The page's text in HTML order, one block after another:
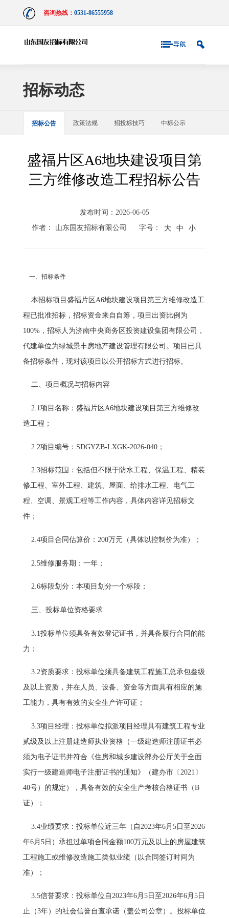
咨询热线： 0531-86555958
招标动态
招标公告 政策法规 招投标技巧 中标公示
盛福片区A6地块建设项目第
三方维修改造工程招标公告
发布时间：2026-06-05
作者： 山东国友招标有限公司
字号： 大 中 小
一、招标条件
本招标项目盛福片区A6地块建设项目第三方维修改造工
程已批准招标，招标资金来自自筹，项目出资比例为
100%，招标人为济南中央商务区投资建设集团有限公司，
代建单位为绿城景丰房地产建设管理有限公司。项目已具
备招标条件，现对该项目以公开招标方式进行招标。
二、项目概况与招标内容
2.1项目名称：盛福片区A6地块建设项目第三方维修改
造工程；
2.2项目编号：SDGYZB-LXGK-2026-040；
2.3招标范围：包括但不限于防水工程、保温工程、精装
修工程、室外工程、建筑、屋面、给排水工程、电气工
程、空调、景观工程等工作内容，具体内容详见招标文
件；
2.4项目合同估算价：200万元（具体以控制价为准）；
2.5维修服务期：一年；
2.6标段划分：本项目划分一个标段；
三、投标单位资格要求
3.1投标单位须具备有效登记证书，并具备履行合同的能
力；
3.2资质要求：投标单位须具备建筑工程施工总承包叁级
及以上资质，并在人员、设备、资金等方面具有相应的施
工能力，具有有效的安全生产许可证；
3.3项目经理：投标单位拟派项目经理具有建筑工程专业
贰级及以上注册建造师执业资格（一级建造师注册证书必
须为电子证书并符合《住房和城乡建设部办公厅关于全面
实行一级建造师电子注册证书的通知》（建办市〔2021〕
40号）的规定），具备有效的安全生产考核合格证书（B
证）；
3.4业绩要求：投标单位近三年（自2023年6月5日至2026
年6月5日）承担过单项合同金额100万元及以上的房屋建筑
工程施工或维修改造施工类似业绩（以合同签订时间为
准）；
3.5信誉要求：投标单位自2023年6月5日至2026年6月5日
止（3年）的社会信誉自查承诺（盖公司公章）。投标单位